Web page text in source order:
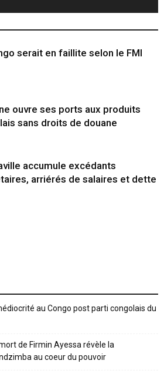
serait en faillite selon le FMI
ouvre ses ports aux produits
sans droits de douane
accumule excédants
arriérés de salaires et dette
au Congo post parti congolais du
de Firmin Ayessa révèle la
au coeur du pouvoir